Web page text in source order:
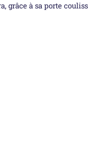
grâce à sa porte